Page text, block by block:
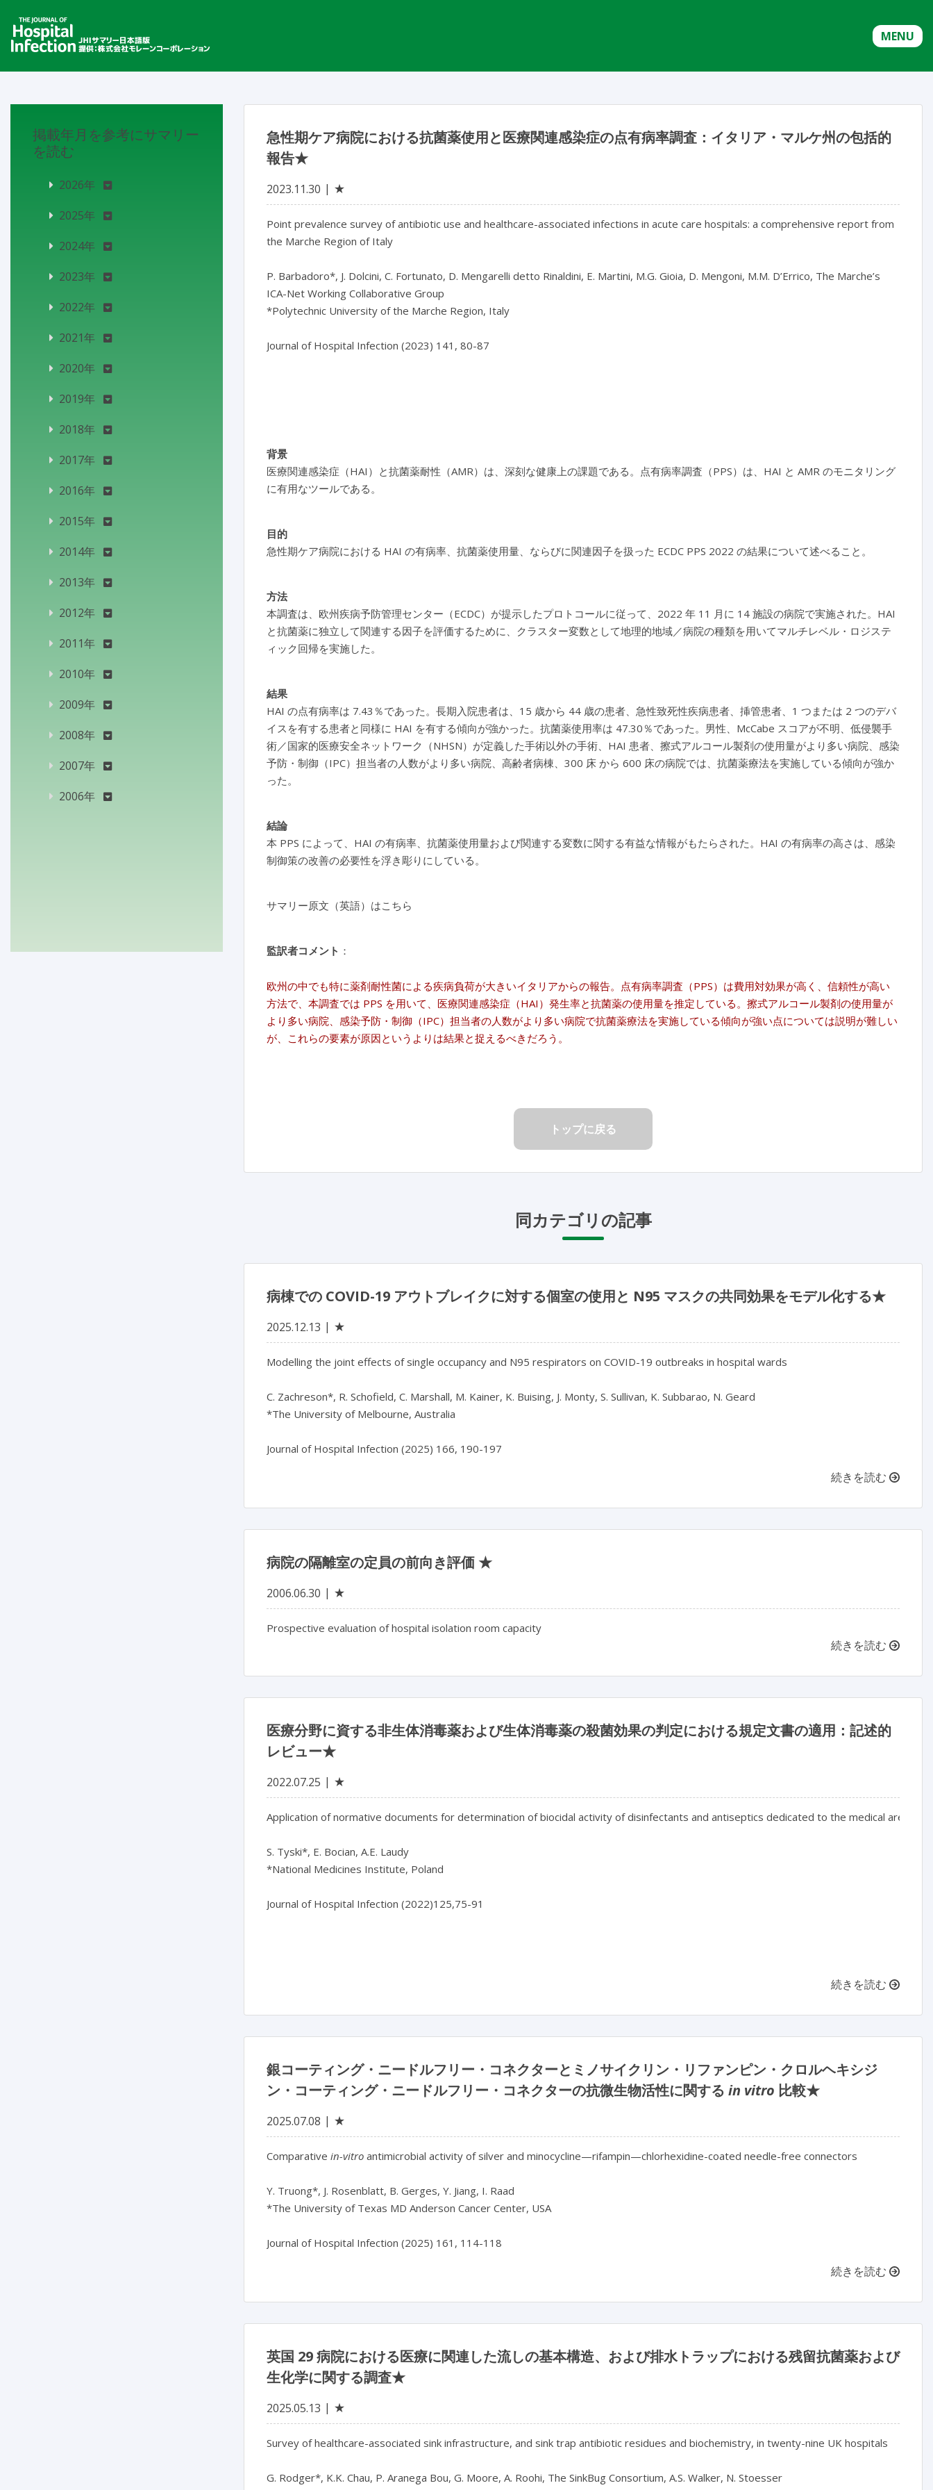
MENU
急性期ケア病院における抗菌薬使用と医療関連感染症の点有病率調査：イタリア・マルケ州の包括的
報告★
2023.11.30 ★
Point prevalence survey of antibiotic use and healthcare-associated infections in acute care hospitals: a comprehensive report from
the Marche Region of Italy
P. Barbadoro*, J. Dolcini, C. Fortunato, D. Mengarelli detto Rinaldini, E. Martini, M.G. Gioia, D. Mengoni, M.M. D’Errico, The Marche’s
ICA-Net Working Collaborative Group
*Polytechnic University of the Marche Region, Italy
Journal of Hospital Infection (2023) 141, 80-87
背景
医療関連感染症（HAI）と抗菌薬耐性（AMR）は、深刻な健康上の課題である。点有病率調査（PPS）は、HAI と AMR のモニタリング
に有用なツールである。
目的
急性期ケア病院における HAI の有病率、抗菌薬使用量、ならびに関連因子を扱った ECDC PPS 2022 の結果について述べること。
方法
本調査は、欧州疾病予防管理センター（ECDC）が提示したプロトコールに従って、2022 年 11 月に 14 施設の病院で実施された。HAI
と抗菌薬に独立して関連する因子を評価するために、クラスター変数として地理的地域／病院の種類を用いてマルチレベル・ロジステ
ィック回帰を実施した。
結果
HAI の点有病率は 7.43％であった。長期入院患者は、15 歳から 44 歳の患者、急性致死性疾病患者、挿管患者、1 つまたは 2 つのデバ
イスを有する患者と同様に HAI を有する傾向が強かった。抗菌薬使用率は 47.30％であった。男性、McCabe スコアが不明、低侵襲手
術／国家的医療安全ネットワーク（NHSN）が定義した手術以外の手術、HAI 患者、 擦式アルコール製剤の使用量がより多い病院、感染
予防・制御（IPC）担当者の人数がより多い病院、高齢者病棟、300 床 から 600 床の病院では、 抗菌薬療法を実施している傾向が強か
った。
結論
本 PPS によって、HAI の有病率、抗菌薬使用量および関連する変数に関する有益な情報がもたらされた。HAI の有病率の高さは、感染
制御策の改善の必要性を浮き彫りにしている。
サマリー原文（英語）はこちら
監訳者コメント ：
欧州の中でも特に薬剤耐性菌による疾病負荷が大きいイタリアからの報告。点有病率調査（PPS）は費用対効果が高く、信頼性が高い
方法で、本調査では PPS を用いて、医療関連感染症（HAI）発生率と抗菌薬の使用量を推定している。擦式アルコール製剤の使用量が
より多い病院、感染予防・制御（IPC）担当者の人数がより多い病院で抗菌薬療法を実施している傾向が強い点については説明が難しい
が、これらの要素が原因というよりは結果と捉えるべきだろう。
トップに戻る
同カテゴリの記事
病棟での COVID-19 アウトブレイクに対する個室の使用と N95 マスクの共同効果をモデル化する★
2025.12.13 ★
Modelling the joint effects of single occupancy and N95 respirators on COVID-19 outbreaks in hospital wards
C. Zachreson*, R. Schofield, C. Marshall, M. Kainer, K. Buising, J. Monty, S. Sullivan, K. Subbarao, N. Geard
*The University of Melbourne, Australia
Journal of Hospital Infection (2025) 166, 190-197
続きを読む
病院の隔離室の定員の前向き評価 ★
2006.06.30 ★
Prospective evaluation of hospital isolation room capacity
続きを読む
医療分野に資する非生体消毒薬および生体消毒薬の殺菌効果の判定における規定文書の適用：記述的
レビュー★
2022.07.25 ★
Application of normative documents for determination of biocidal activity of disinfectants and antiseptics dedicated to the medical area: a
S. Tyski*, E. Bocian, A.E. Laudy
*National Medicines Institute, Poland
Journal of Hospital Infection (2022)125,75-91
続きを読む
銀コーティング・ニードルフリー・コネクターとミノサイクリン・リファンピン・クロルヘキシジ
ン・コーティング・ニードルフリー・コネクターの抗微生物活性に関する in vitro 比較★
2025.07.08 ★
Comparative in-vitro antimicrobial activity of silver and minocycline—rifampin—chlorhexidine-coated needle-free connectors
Y. Truong*, J. Rosenblatt, B. Gerges, Y. Jiang, I. Raad
*The University of Texas MD Anderson Cancer Center, USA
続きを読む
英国 29 病院における医療に関連した流しの基本構造、および排水トラップにおける残留抗菌薬および
生化学に関する調査★
2025.05.13 ★
Survey of healthcare-associated sink infrastructure, and sink trap antibiotic residues and biochemistry, in twenty-nine UK hospitals
G. Rodger*, K.K. Chau, P. Aranega Bou, G. Moore, A. Roohi, The SinkBug Consortium, A.S. Walker, N. Stoesser
掲載年月を参考にサマリー
を読む
2026年
2025年
2024年
2023年
2022年
2021年
2020年
2019年
2018年
2017年
2016年
2015年
2014年
2013年
2012年
2011年
2010年
2009年
2008年
2007年
2006年